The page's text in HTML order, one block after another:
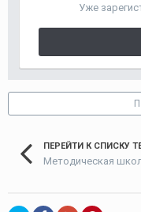
Уже
ПЕРЕЙТИ К СПИСКУ